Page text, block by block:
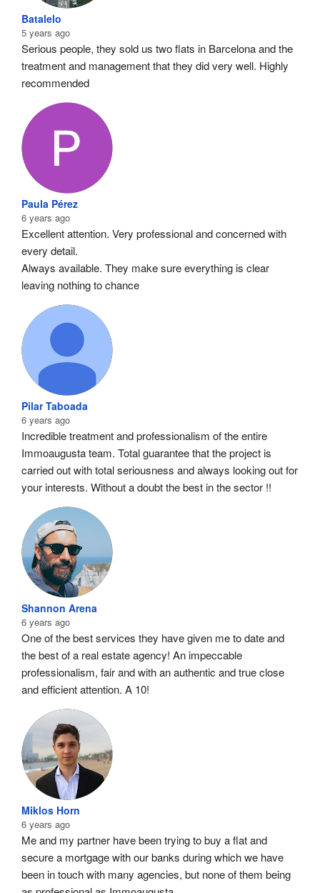
Batalelo
5 years ago
Serious people, they sold us two flats in Barcelona and the
treatment and management that they did very well. Highly
recommended
Paula Pérez
6 years ago
Excellent attention. Very professional and concerned with
every detail.
Always available. They make sure everything is clear
leaving nothing to chance
Pilar Taboada
6 years ago
Incredible treatment and professionalism of the entire
Immoaugusta team. Total guarantee that the project is
carried out with total seriousness and always looking out for
your interests. Without a doubt the best in the sector !!
Shannon Arena
6 years ago
One of the best services they have given me to date and
the best of a real estate agency! An impeccable
professionalism, fair and with an authentic and true close
and efficient attention. A 10!
Miklos Horn
6 years ago
Me and my partner have been trying to buy a flat and
secure a mortgage with our banks during which we have
been in touch with many agencies, but none of them being